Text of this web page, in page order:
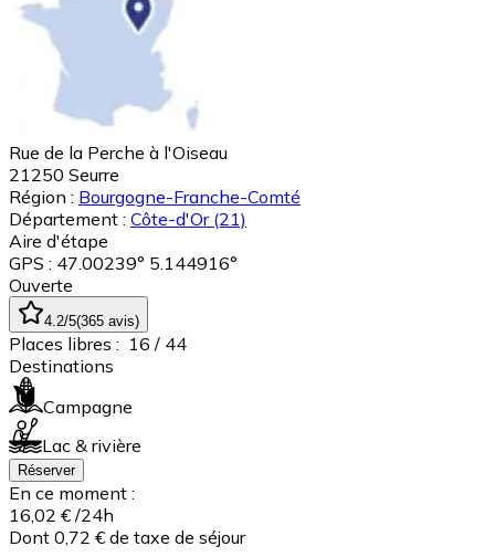
Rue de la Perche à l'Oiseau
21250 Seurre
Région : Bourgogne-Franche-Comté
Département : Côte-d'Or (21)
Aire d'étape
GPS : 47.00239° 5.144916°
Ouverte
4.2/5(365 avis)
Places libres : 16 / 44
Destinations
Campagne
Lac & rivière
Réserver
En ce moment :
16,02 € /24h
Dont 0,72 € de taxe de séjour